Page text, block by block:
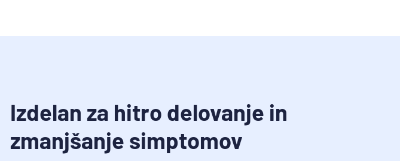
Izdelan za hitro delovanje in
zmanjšanje simptomov